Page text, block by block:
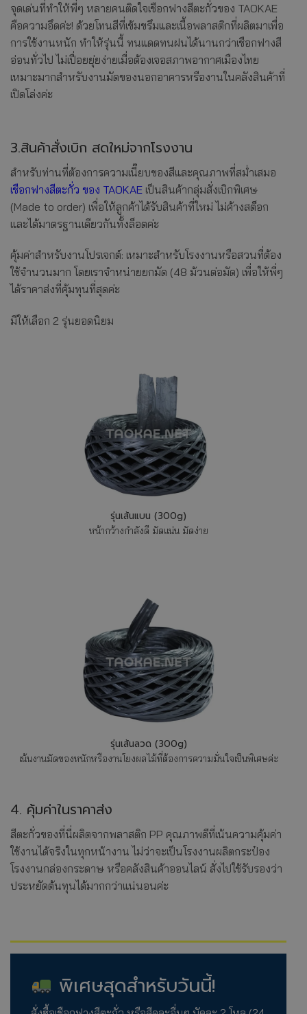
จุดเด่นที่ทำให้พี่ๆ หลายคนติดใจเชือกฟางสีตะกั่วของ TAOKAE
คือความอึดค่ะ! ด้วยโทนสีที่เข้มขรึมและเนื้อพลาสติกที่ผลิตมาเพื่อ
การใช้งานหนัก ทำให้รุ่นนี้ ทนแดดทนฝนได้นานกว่าเชือกฟางสี
อ่อนทั่วไป ไม่เปื่อยยุ่ยง่ายเมื่อต้องเจอสภาพอากาศเมืองไทย
เหมาะมากสำหรับงานมัดของนอกอาคารหรืองานในคลังสินค้าที่
เปิดโล่งค่ะ
3.สินค้าสั่งเบิก สดใหม่จากโรงงาน
สำหรับท่านที่ต้องการความเนี๊ยบของสีและคุณภาพที่สม่ำเสมอ
เชือกฟางสีตะกั่ว ของ TAOKAE เป็นสินค้ากลุ่มสั่งเบิกพิเศษ
(Made to order) เพื่อให้ลูกค้าได้รับสินค้าที่ใหม่ ไม่ค้างสต็อก
และได้มาตรฐานเดียวกันทั้งล็อตค่ะ
คุ้มค่าสำหรับงานโปรเจกต์: เหมาะสำหรับโรงงานหรือสวนที่ต้อง
ใช้จำนวนมาก โดยเราจำหน่ายยกมัด (48 ม้วนต่อมัด) เพื่อให้พี่ๆ
ได้ราคาส่งที่คุ้มทุนที่สุดค่ะ
มีให้เลือก 2 รุ่นยอดนิยม
รุ่นเส้นแบน (300g)
หน้ากว้างกำลังดี มัดแน่น มัดง่าย
รุ่นเส้นลวด (300g)
เน้นงานมัดของหนักหรืองานโยงผลไม้ที่ต้องการความมั่นใจเป็นพิเศษค่ะ
4. คุ้มค่าในราคาส่ง
สีตะกั่วของที่นี่ผลิตจากพลาสติก PP คุณภาพดีที่เน้นความคุ้มค่า
ใช้งานได้จริงในทุกหน้างาน ไม่ว่าจะเป็นโรงงานผลิตกระป๋อง
โรงงานกล่องกระดาษ หรือคลังสินค้าออนไลน์ สั่งไปใช้รับรองว่า
ประหยัดต้นทุนได้มากกว่าแน่นอนค่ะ
พิเศษสุดสำหรับวันนี้!